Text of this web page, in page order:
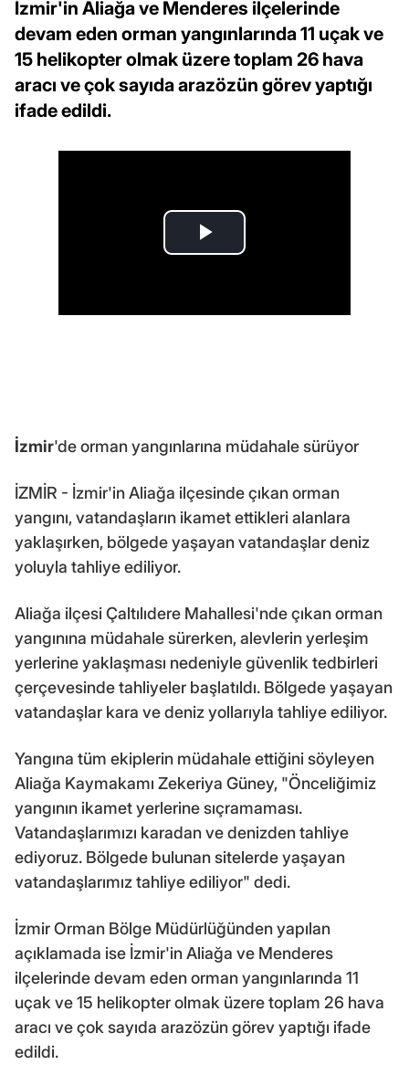
İzmir'in Aliağa ve Menderes ilçelerinde
devam eden orman yangınlarında 11 uçak ve
15 helikopter olmak üzere toplam 26 hava
aracı ve çok sayıda arazözün görev yaptığı
ifade edildi.
İzmir'de orman yangınlarına müdahale sürüyor
İZMİR - İzmir'in Aliağa ilçesinde çıkan orman
yangını, vatandaşların ikamet ettikleri alanlara
yaklaşırken, bölgede yaşayan vatandaşlar deniz
yoluyla tahliye ediliyor.
Aliağa ilçesi Çaltılıdere Mahallesi'nde çıkan orman
yangınına müdahale sürerken, alevlerin yerleşim
yerlerine yaklaşması nedeniyle güvenlik tedbirleri
çerçevesinde tahliyeler başlatıldı. Bölgede yaşayan
vatandaşlar kara ve deniz yollarıyla tahliye ediliyor.
Yangına tüm ekiplerin müdahale ettiğini söyleyen
Aliağa Kaymakamı Zekeriya Güney, "Önceliğimiz
yangının ikamet yerlerine sıçramaması.
Vatandaşlarımızı karadan ve denizden tahliye
ediyoruz. Bölgede bulunan sitelerde yaşayan
vatandaşlarımız tahliye ediliyor" dedi.
İzmir Orman Bölge Müdürlüğünden yapılan
açıklamada ise İzmir'in Aliağa ve Menderes
ilçelerinde devam eden orman yangınlarında 11
uçak ve 15 helikopter olmak üzere toplam 26 hava
aracı ve çok sayıda arazözün görev yaptığı ifade
edildi.